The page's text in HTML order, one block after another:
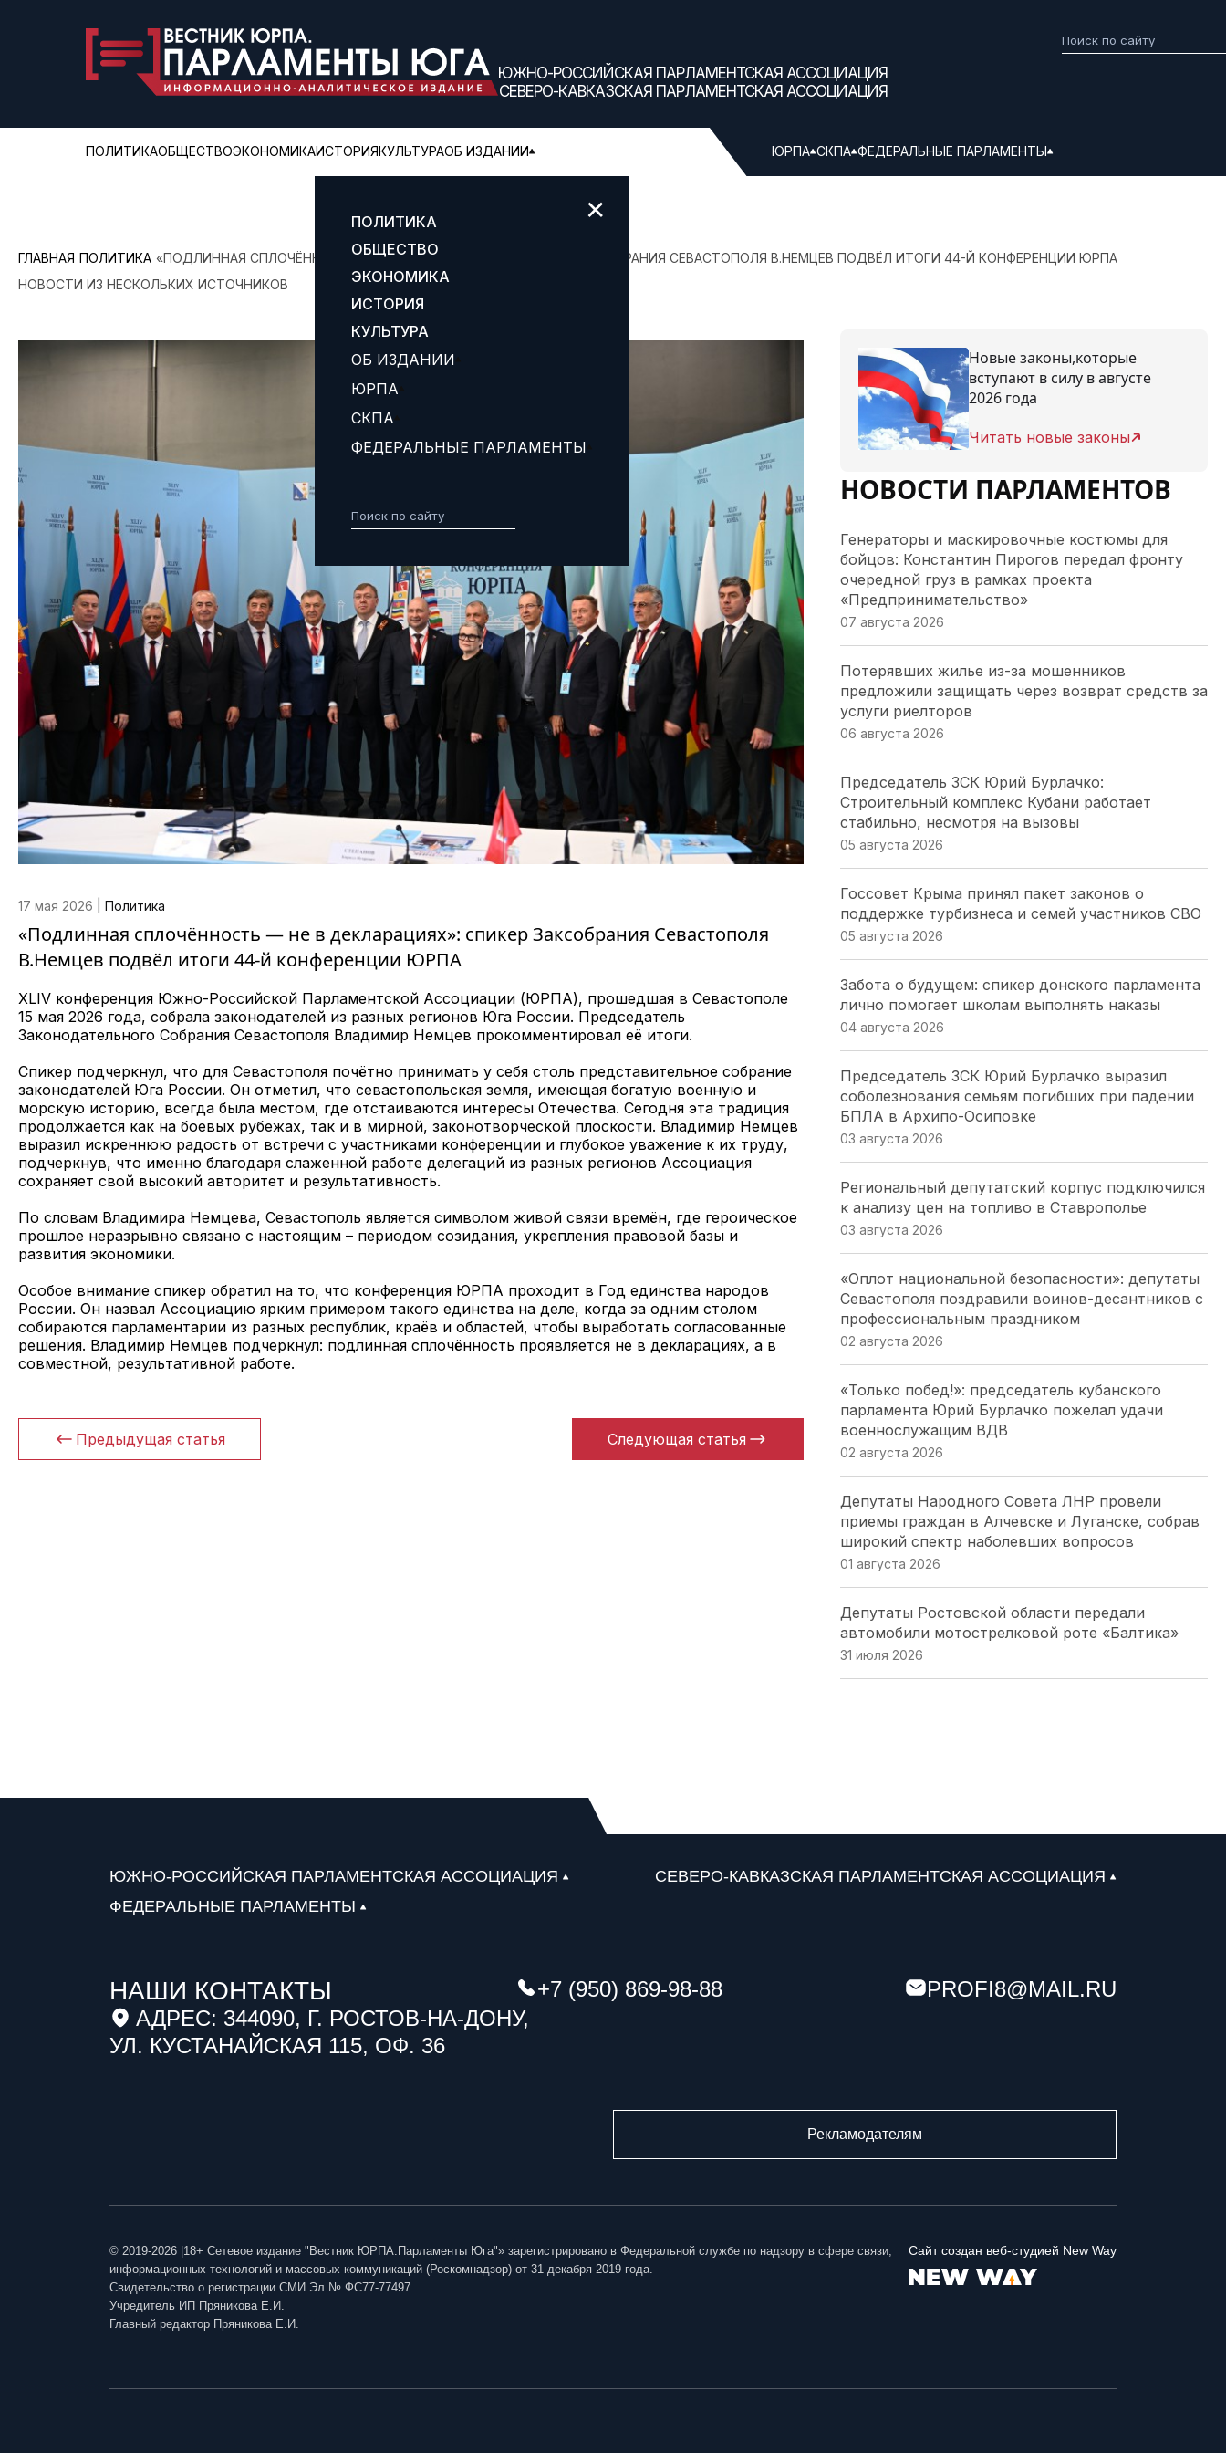
ЮЖНО-РОССИЙСКАЯ ПАРЛАМЕНТСКАЯ АССОЦИАЦИЯ
СЕВЕРО-КАВКАЗСКАЯ ПАРЛАМЕНТСКАЯ АССОЦИАЦИЯ
ПОЛИТИКАОБЩЕСТВОЭКОНОМИКАИСТОРИЯКУЛЬТУРАОБ ИЗДАНИИ ЮРПА СКПА ФЕДЕРАЛЬНЫЕ ПАРЛАМЕНТЫ
✕
ПОЛИТИКА
ОБЩЕСТВО
ЭКОНОМИКА
ИСТОРИЯ
КУЛЬТУРА
ОБ ИЗДАНИИ
ЮРПА
СКПА
ФЕДЕРАЛЬНЫЕ ПАРЛАМЕНТЫ
ГЛАВНАЯ ПОЛИТИКА «ПОДЛИННАЯ СПЛОЧЁННОСТЬ — НЕ В ДЕКЛАРАЦИЯХ»: СПИКЕР ЗАКСОБРАНИЯ СЕВАСТОПОЛЯ В.НЕМЦЕВ ПОДВЁЛ ИТОГИ 44-Й КОНФЕРЕНЦИИ ЮРПА
НОВОСТИ ИЗ НЕСКОЛЬКИХ ИСТОЧНИКОВ
17 мая 2026 Политика
«Подлинная сплочённость — не в декларациях»: спикер Заксобрания Севастополя
В.Немцев подвёл итоги 44-й конференции ЮРПА
XLIV конференция Южно-Российской Парламентской Ассоциации (ЮРПА), прошедшая в Севастополе
15 мая 2026 года, собрала законодателей из разных регионов Юга России. Председатель
Законодательного Собрания Севастополя Владимир Немцев прокомментировал её итоги.
Спикер подчеркнул, что для Севастополя почётно принимать у себя столь представительное собрание
законодателей Юга России. Он отметил, что севастопольская земля, имеющая богатую военную и
морскую историю, всегда была местом, где отстаиваются интересы Отечества. Сегодня эта традиция
продолжается как на боевых рубежах, так и в мирной, законотворческой плоскости. Владимир Немцев
выразил искреннюю радость от встречи с участниками конференции и глубокое уважение к их труду,
подчеркнув, что именно благодаря слаженной работе делегаций из разных регионов Ассоциация
сохраняет свой высокий авторитет и результативность.
По словам Владимира Немцева, Севастополь является символом живой связи времён, где героическое
прошлое неразрывно связано с настоящим – периодом созидания, укрепления правовой базы и
развития экономики.
Особое внимание спикер обратил на то, что конференция ЮРПА проходит в Год единства народов
России. Он назвал Ассоциацию ярким примером такого единства на деле, когда за одним столом
собираются парламентарии из разных республик, краёв и областей, чтобы выработать согласованные
решения. Владимир Немцев подчеркнул: подлинная сплочённость проявляется не в декларациях, а в
совместной, результативной работе.
Предыдущая статья Следующая статья
Новые законы,которые
вступают в силу в августе
2026 года
Читать новые законы
НОВОСТИ ПАРЛАМЕНТОВ
Генераторы и маскировочные костюмы для
бойцов: Константин Пирогов передал фронту
очередной груз в рамках проекта
«Предпринимательство»
07 августа 2026
Потерявших жилье из-за мошенников
предложили защищать через возврат средств за
услуги риелторов
06 августа 2026
Председатель ЗСК Юрий Бурлачко:
Строительный комплекс Кубани работает
стабильно, несмотря на вызовы
05 августа 2026
Госсовет Крыма принял пакет законов о
поддержке турбизнеса и семей участников СВО
05 августа 2026
Забота о будущем: спикер донского парламента
лично помогает школам выполнять наказы
04 августа 2026
Председатель ЗСК Юрий Бурлачко выразил
соболезнования семьям погибших при падении
БПЛА в Архипо-Осиповке
03 августа 2026
Региональный депутатский корпус подключился
к анализу цен на топливо в Ставрополье
03 августа 2026
«Оплот национальной безопасности»: депутаты
Севастополя поздравили воинов-десантников с
профессиональным праздником
02 августа 2026
«Только побед!»: председатель кубанского
парламента Юрий Бурлачко пожелал удачи
военнослужащим ВДВ
02 августа 2026
Депутаты Народного Совета ЛНР провели
приемы граждан в Алчевске и Луганске, собрав
широкий спектр наболевших вопросов
01 августа 2026
Депутаты Ростовской области передали
автомобили мотострелковой роте «Балтика»
31 июля 2026
«Карта городских приоритетов»
А. Ищенко . Донской парламент будет так же
Депутатский наказ парламента Адыгеи: более
200 курсантов ДГТУ приняли присягу в Майкопе
Президент обозначил бюджетные приоритеты:
27 июля 2026
ЮЖНО-РОССИЙСКАЯ ПАРЛАМЕНТСКАЯ АССОЦИАЦИЯ
СЕВЕРО-КАВКАЗСКАЯ ПАРЛАМЕНТСКАЯ АССОЦИАЦИЯ
ФЕДЕРАЛЬНЫЕ ПАРЛАМЕНТЫ
НАШИ КОНТАКТЫ +7 (950) 869-98-88
PROFI8@MAIL.RU
АДРЕС: 344090, Г. РОСТОВ-НА-ДОНУ,
УЛ. КУСТАНАЙСКАЯ 115, ОФ. 36
Рекламодателям
© 2019-2026 |18+ Сетевое издание "Вестник ЮРПА.Парламенты Юга"» зарегистрировано в Федеральной службе по надзору в сфере связи,
информационных технологий и массовых коммуникаций (Роскомнадзор) от 31 декабря 2019 года.
Свидетельство о регистрации СМИ Эл № ФС77-77497
Учредитель ИП Пряникова Е.И.
Главный редактор Пряникова Е.И.
Сайт создан веб-студией New Way